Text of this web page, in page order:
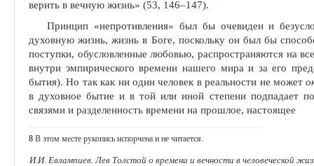
верить в вечную жизнь» (53, 146‒147).
Принцип «непротивления» был бы очевиден и
духовную жизнь, жизнь в Боге, поскольку он был бы
поступки, обуслов­ленные любовью, распространяются на
внутри эмпирического времени нашего мира и за его
бытия). Но так как ни один человек в реальности не может
в ду­ховное бытие и в той или иной степени подпадает
связями и разделенность времени на прошлое, настоящее
8 В этом месте рукопись испорчена и не читается.
И.И. Евлампиев. Лев Толстой о времени и вечности в человеческой